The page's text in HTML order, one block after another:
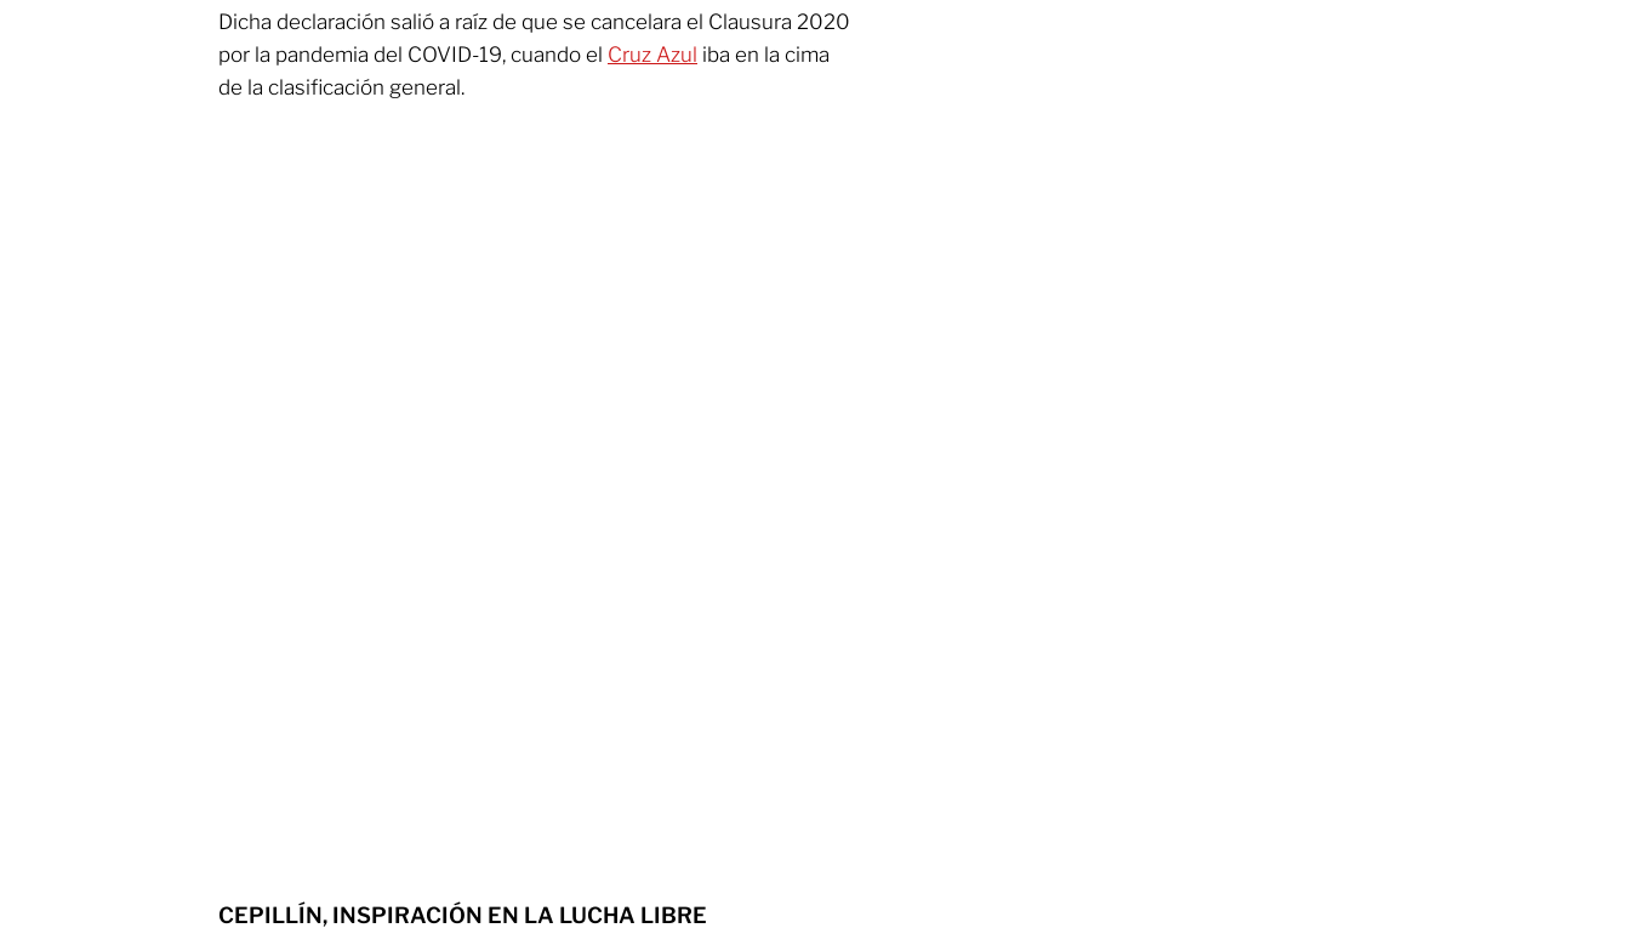
Dicha declaración salió a raíz de que se cancelara el Clausura 2020
por la pandemia del COVID-19, cuando el Cruz Azul iba en la cima
de la clasificación general.
CEPILLÍN, INSPIRACIÓN EN LA LUCHA LIBRE